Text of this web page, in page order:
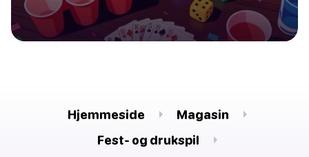
Hjemmeside
Magasin
Fest- og drukspil